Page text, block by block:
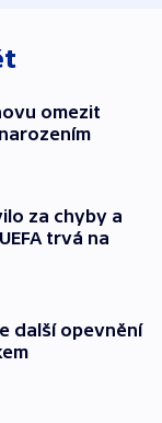
omezit
za chyby a
trvá na
další opevnění